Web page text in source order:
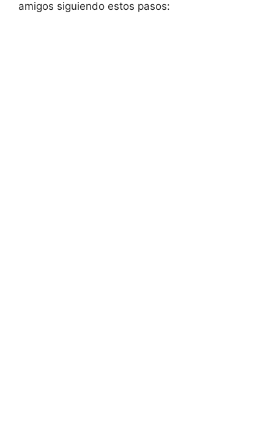
amigos siguiendo estos pasos: